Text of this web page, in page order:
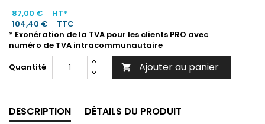
87,00 €
HT*
104,40 €
TTC
* Exonération de la TVA pour les clients PRO avec
numéro de TVA intracommunautaire
Quantité
 Ajouter au panier
DESCRIPTION
DÉTAILS DU PRODUIT